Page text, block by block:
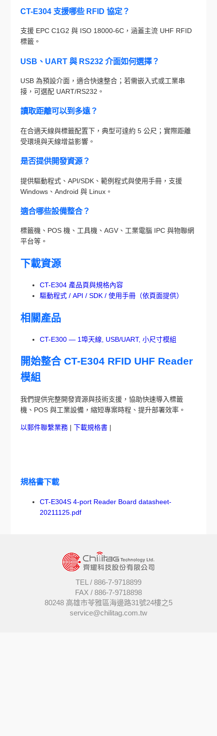
CT-E304 支援哪些 RFID 協定？
支援 EPC C1G2 與 ISO 18000-6C，涵蓋主流 UHF RFID
標籤。
USB、UART 與 RS232 介面如何選擇？
USB 為預設介面，適合快速整合；若需嵌入式或工業串
接，可選配 UART/RS232。
讀取距離可以到多遠？
在合適天線與標籤配置下，典型可達約 5 公尺；實際距離
受環境與天線增益影響。
是否提供開發資源？
提供驅動程式、API/SDK、範例程式與使用手冊，支援
Windows、Android 與 Linux。
適合哪些設備整合？
標籤機、POS 機、工具機、AGV、工業電腦 IPC 與物聯網
平台等。
下載資源
CT-E304 產品頁與規格內容
驅動程式 / API / SDK / 使用手冊（依頁面提供）
相關產品
CT-E300 — 1埠天線, USB/UART, 小尺寸模組
開始整合 CT-E304 RFID UHF Reader
模組
我們提供完整開發資源與技術支援，協助快速導入標籤
機、POS 與工業設備，縮短專案時程、提升部署效率。
以郵件聯繫業務 |下載規格書 |
規格書下載
CT-E304S 4-port Reader Board datasheet-
20211125.pdf
TEL / 886-7-9718899
FAX / 886-7-9718898
80248 高雄市苓雅區海邊路31號24樓之5
service@chilitag.com.tw